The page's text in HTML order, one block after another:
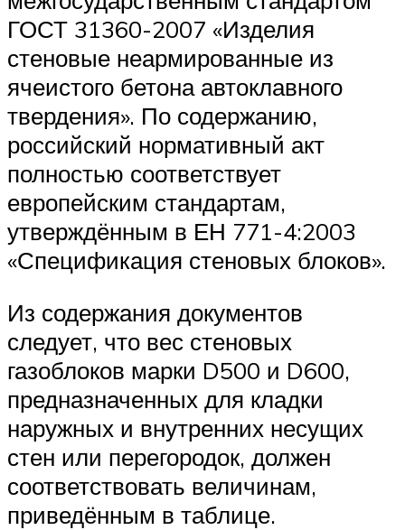
ГОСТ 31360-2007 «Изделия
стеновые неармированные из
ячеистого бетона автоклавного
твердения». По содержанию,
российский нормативный акт
полностью соответствует
европейским стандартам,
утверждённым в ЕН 771-4:2003
«Спецификация стеновых блоков».
Из содержания документов
следует, что вес стеновых
газоблоков марки D500 и D600,
предназначенных для кладки
наружных и внутренних несущих
стен или перегородок, должен
соответствовать величинам,
приведённым в таблице.